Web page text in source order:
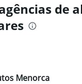
de
Menorca